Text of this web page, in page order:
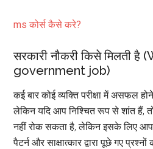
ms कोर्स कैसे करे?
सरकारी नौकरी किसे मिलती
government job)
कई बार कोई व्यक्ति परीक्षा में असफल
लेकिन यदि आप निश्चित रूप से शांत हैं,
नहीं रोक सकता है, लेकिन इसके लिए
पैटर्न और साक्षात्कार द्वारा पूछे गए